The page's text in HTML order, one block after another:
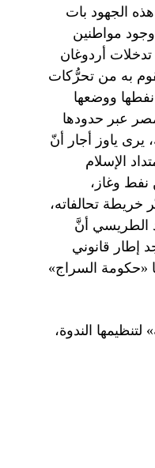
الجهود بات
مواطنين
أردوغان
به من تحرُّكات
نفطها ووضعها
عبر حدودها
يرى ياوز أجار أنّ
الإسلام
نفط وغاز،
تحالفاته،
الطريسي أنَّ
إطار قانوني
«حكومة السراج»
الندوة،